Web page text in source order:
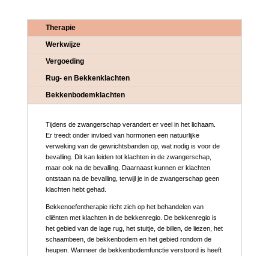
Therapie
Werkwijze
Vergoeding
Rug- en Bekkenklachten
Bekkenbodemklachten
Tijdens de zwangerschap verandert er veel in het lichaam.
Er treedt onder invloed van hormonen een natuurlijke
verweking van de gewrichtsbanden op, wat nodig is voor de
bevalling. Dit kan leiden tot klachten in de zwangerschap,
maar ook na de bevalling. Daarnaast kunnen er klachten
ontstaan na de bevalling, terwijl je in de zwangerschap geen
klachten hebt gehad.
Bekkenoefentherapie richt zich op het behandelen van
cliënten met klachten in de bekkenregio. De bekkenregio is
het gebied van de lage rug, het stuitje, de billen, de liezen, het
schaambeen, de bekkenbodem en het gebied rondom de
heupen. Wanneer de bekkenbodemfunctie verstoord is heeft